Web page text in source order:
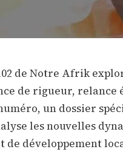
de Notre Afrik
de rigueur, relance
un dossier
les nouvelles
de développement